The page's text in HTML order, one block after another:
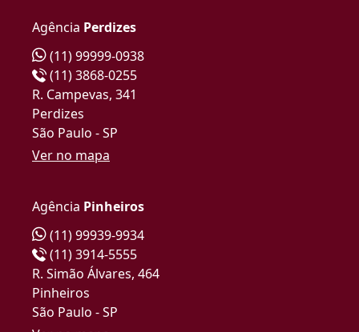
Agência Perdizes
(11) 99999-0938
(11) 3868-0255
R. Campevas, 341
Perdizes
São Paulo - SP
Ver no mapa
Agência Pinheiros
(11) 99939-9934
(11) 3914-5555
R. Simão Álvares, 464
Pinheiros
São Paulo - SP